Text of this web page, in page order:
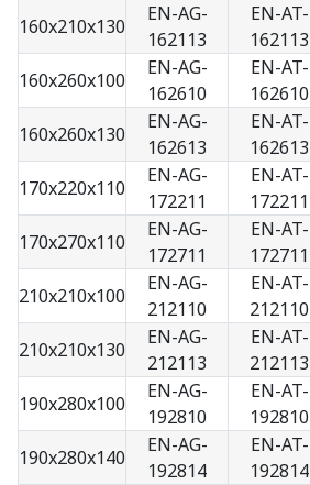
160x210x130
EN-AG-
162113
EN-AT-
162113
160x260x100
EN-AG-
162610
EN-AT-
162610
160x260x130
EN-AG-
162613
EN-AT-
162613
170x220x110
EN-AG-
172211
EN-AT-
172211
170x270x110
EN-AG-
172711
EN-AT-
172711
210x210x100
EN-AG-
212110
EN-AT-
212110
210x210x130
EN-AG-
212113
EN-AT-
212113
190x280x100
EN-AG-
192810
EN-AT-
192810
190x280x140
EN-AG-
192814
EN-AT-
192814